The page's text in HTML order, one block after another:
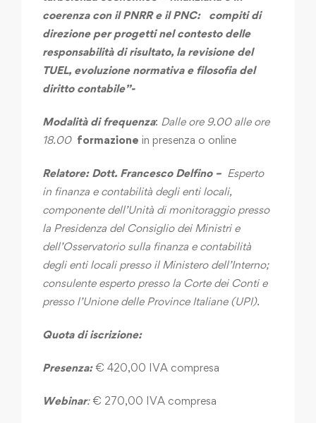
coerenza con il PNRR e il PNC: compiti di
direzione per progetti nel contesto delle
responsabilità di risultato, la revisione del
TUEL, evoluzione normativa e filosofia del
diritto contabile”-
Modalità di frequenza: Dalle ore 9.00 alle ore
18.00formazione in presenza o online
Relatore: Dott. Francesco Delfino – Esperto
in finanza e contabilità degli enti locali,
componente dell’Unità di monitoraggio presso
la Presidenza del Consiglio dei Ministri e
dell’Osservatorio sulla finanza e contabilità
degli enti locali presso il Ministero dell’Interno;
consulente esperto presso la Corte dei Conti e
presso l’Unione delle Province Italiane (UPI).
Quota di iscrizione:
Presenza:€ 420,00 IVA compresa
Webinar:€ 270,00 IVA compresa